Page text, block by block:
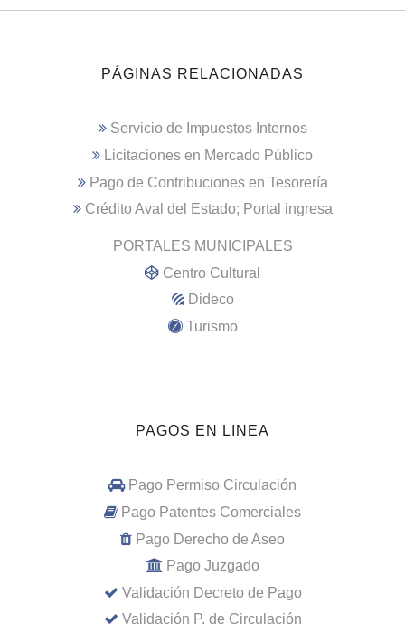
PÁGINAS RELACIONADAS
Servicio de Impuestos Internos
Licitaciones en Mercado Público
Pago de Contribuciones en Tesorería
Crédito Aval del Estado; Portal ingresa
PORTALES MUNICIPALES
Centro Cultural
Dideco
Turismo
PAGOS EN LINEA
Pago Permiso Circulación
Pago Patentes Comerciales
Pago Derecho de Aseo
Pago Juzgado
Validación Decreto de Pago
Validación P. de Circulación